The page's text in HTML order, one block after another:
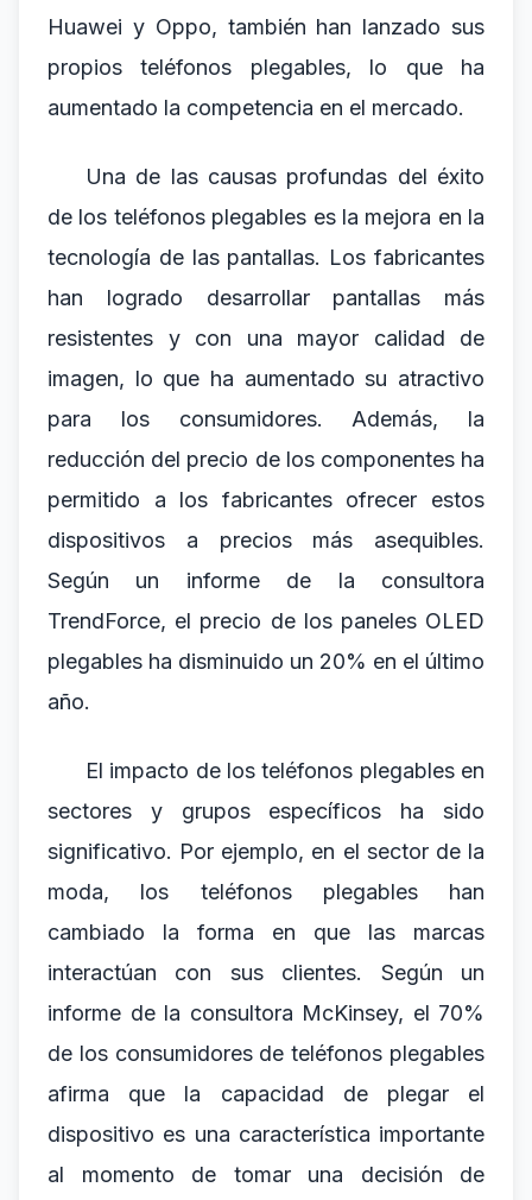
Huawei y Oppo, también han lanzado sus
propios teléfonos plegables, lo que ha
aumentado la competencia en el mercado.
Una de las causas profundas del éxito
de los teléfonos plegables es la mejora en la
tecnología de las pantallas. Los fabricantes
han logrado desarrollar pantallas más
resistentes y con una mayor calidad de
imagen, lo que ha aumentado su atractivo
para los consumidores. Además, la
reducción del precio de los componentes ha
permitido a los fabricantes ofrecer estos
dispositivos a precios más asequibles.
Según un informe de la consultora
TrendForce, el precio de los paneles OLED
plegables ha disminuido un 20% en el último
año.
El impacto de los teléfonos plegables en
sectores y grupos específicos ha sido
significativo. Por ejemplo, en el sector de la
moda, los teléfonos plegables han
cambiado la forma en que las marcas
interactúan con sus clientes. Según un
informe de la consultora McKinsey, el 70%
de los consumidores de teléfonos plegables
afirma que la capacidad de plegar el
dispositivo es una característica importante
al momento de tomar una decisión de